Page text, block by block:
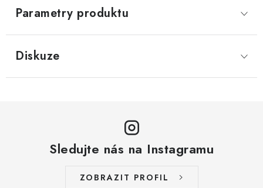
LYOFILIZOVANÉ OVOCE / MANGO
LYOFILIZOVANÉ OVOCE / JAHODY
OŘECHY PRAŽENÉ, SOLENÉ A DOCHUCENÉ /
PISTÁCIE PRAŽENÉ SOLENÉ
Parametry produktu
Diskuze
Sledujte nás na Instagramu
ZOBRAZIT PROFIL